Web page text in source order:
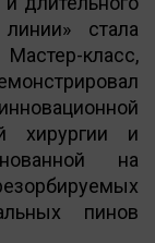
стала
класс,
хирургии и
на
пинов